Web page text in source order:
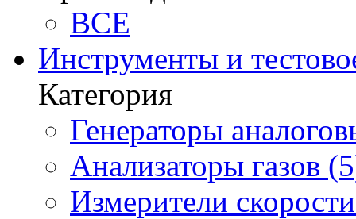
BCE
Инструменты и
Категория
Генераторы
Анализаторы газов
Измерители